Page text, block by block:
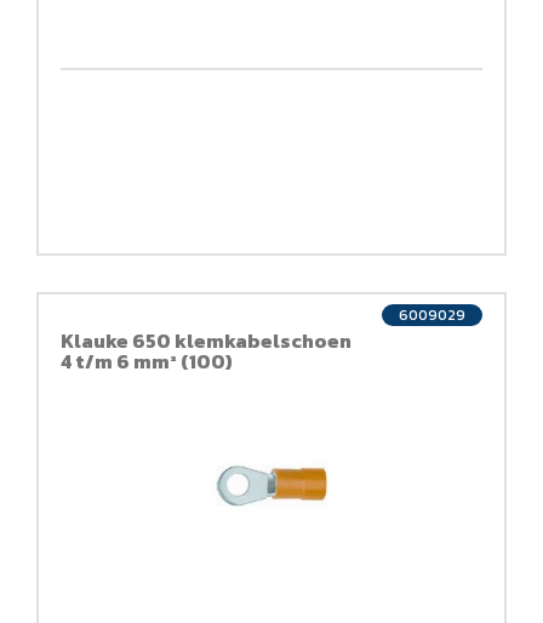
Klauke 650 klemkabelschoen
4 t/m 6 mm² (100)
6009029